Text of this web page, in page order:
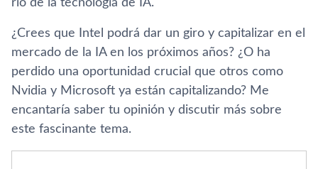
¿Crees que Intel podrá dar un giro y capitalizar en el
mercado de la IA en los próximos años? ¿O ha
perdido una oportunidad crucial que otros como
Nvidia y Microsoft ya están capitalizando? Me
encantaría saber tu opinión y discutir más sobre
este fascinante tema.